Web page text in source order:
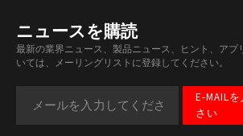
ニュースを購読
最新の業界ニュース、製品ニュース、ヒント、アプ
いては、メーリングリストに登録してください。
E-MAIL
さい